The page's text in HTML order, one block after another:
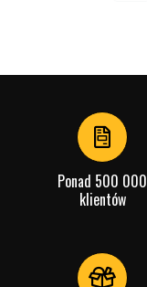
Ponad 500 000
klientów